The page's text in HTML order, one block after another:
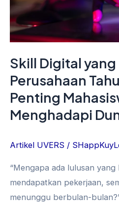
Skill Digital
Perusahaan
Penting
Menghadapi
Artikel UVERS /
“Mengapa ada lulusan
mendapatkan pekerjaan,
menunggu berbulan-
Tahun
Ini:
Bekal
Mahasiswa
Menghadapi
Dunia